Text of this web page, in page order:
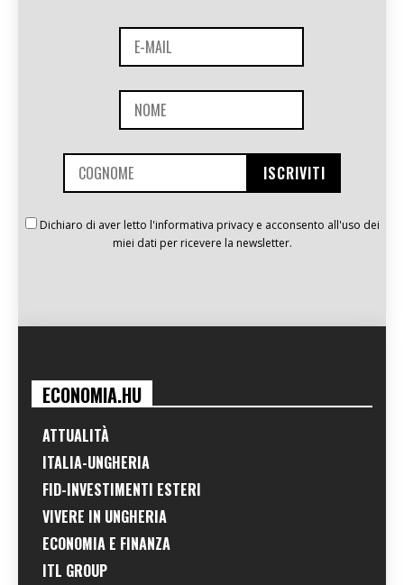
Dichiaro di aver letto l'informativa privacy e acconsento all'uso dei
miei dati per ricevere la newsletter.
ECONOMIA.HU
ATTUALITÀ
ITALIA-UNGHERIA
FID-INVESTIMENTI ESTERI
VIVERE IN UNGHERIA
ECONOMIA E FINANZA
ITL GROUP